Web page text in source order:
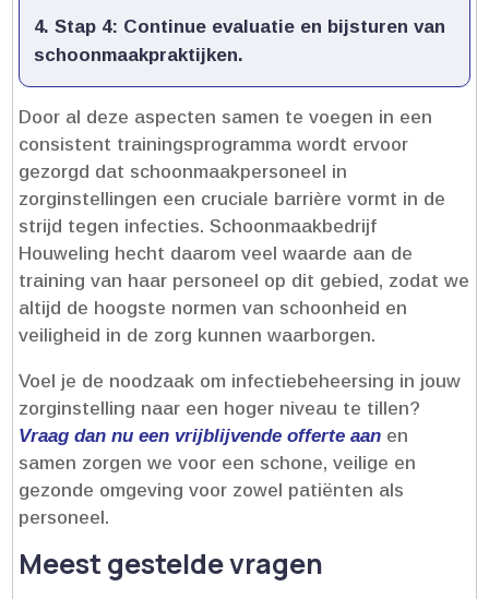
Stap 4: Continue evaluatie en bijsturen van
schoonmaakpraktijken.​
Door al deze aspecten samen te voegen in een
consistent trainingsprogramma wordt ervoor
gezorgd dat schoonmaakpersoneel in
zorginstellingen een cruciale barrière vormt in de
strijd tegen infecties.​ Schoonmaakbedrijf
Houweling hecht daarom veel waarde aan de
training van haar personeel op dit gebied, zodat we
altijd de hoogste normen van schoonheid en
veiligheid in de zorg kunnen waarborgen.​
Voel je de noodzaak om infectiebeheersing in jouw
zorginstelling naar een hoger niveau te tillen?
Vraag dan nu een vrijblijvende offerte aan en
samen zorgen we voor een schone, veilige en
gezonde omgeving voor zowel patiënten als
personeel.​
Meest gestelde vragen